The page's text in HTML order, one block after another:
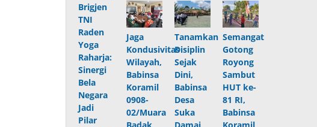
Brigjen
TNI
Raden
Yoga
Raharja:
Sinergi
Bela
Negara
Jadi
Pilar
Jaga
Kondusivitas
Wilayah,
Babinsa
Koramil
0908-
02/Muara
Badak
Tanamkan
Disiplin
Sejak
Dini,
Babinsa
Desa
Suka
Damai
Semangat
Gotong
Royong
Sambut
HUT ke-
81 RI,
Babinsa
Koramil